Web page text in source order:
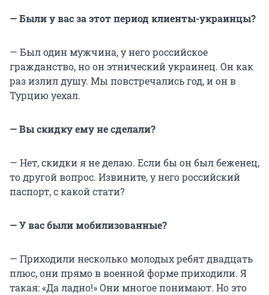
— Были у вас за этот период клиенты-украинцы?
— Был один мужчина, у него российское
гражданство, но он этнический украинец. Он как
раз излил душу. Мы повстречались год, и он в
Турцию уехал.
— Вы скидку ему не сделали?
— Нет, скидки я не делаю. Если бы он был беженец,
то другой вопрос. Извините, у него российский
паспорт, с какой стати?
— У вас были мобилизованные?
— Приходили несколько молодых ребят двадцать
плюс, они прямо в военной форме приходили. Я
такая: «Да ладно!» Они многое понимают. Но это